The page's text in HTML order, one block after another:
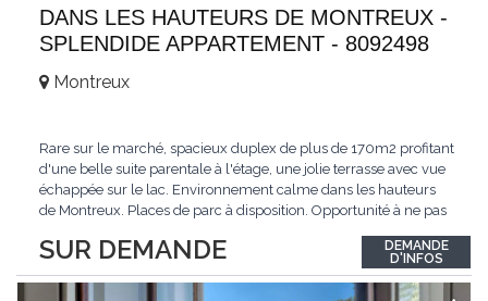
DANS LES HAUTEURS DE MONTREUX -
SPLENDIDE APPARTEMENT - 8092498
SUR DEMANDE
Montreux
Rare sur le marché, spacieux duplex de plus de 170m2 profitant
d'une belle suite parentale à l'étage, une jolie terrasse avec vue
échappée sur le lac. Environnement calme dans les hauteurs
de Montreux. Places de parc à disposition. Opportunité à ne pas
auf dem Markt, geräumiges Duplex von mehr als 170m2 mit
einer schönen...
DEMANDE
D'INFOS